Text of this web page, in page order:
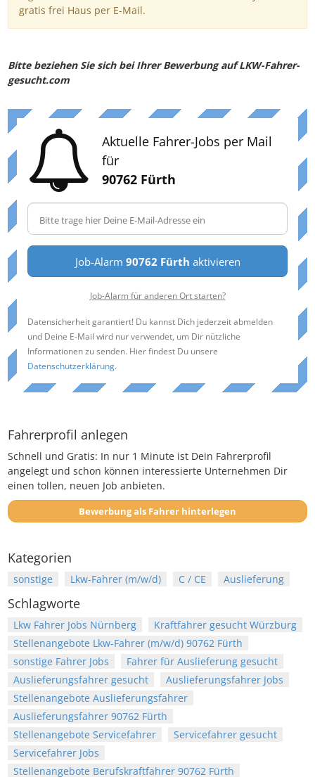
gratis frei Haus per E-Mail.
Bitte beziehen Sie sich bei Ihrer Bewerbung auf LKW-Fahrer-
gesucht.com
Aktuelle Fahrer-Jobs per Mail
für
90762 Fürth
Job-Alarm 90762 Fürth aktivieren
Job-Alarm für anderen Ort starten?
Datensicherheit garantiert! Du kannst Dich jederzeit abmelden
und Deine E-Mail wird nur verwendet, um Dir nützliche
Informationen zu senden. Hier findest Du unsere
Datenschutzerklärung.
Fahrerprofil anlegen
Schnell und Gratis: In nur 1 Minute ist Dein Fahrerprofil
angelegt und schon können interessierte Unternehmen Dir
einen tollen, neuen Job anbieten.
Bewerbung als Fahrer hinterlegen
Kategorien
sonstige Lkw-Fahrer (m/w/d) C / CE Auslieferung
Schlagworte
Lkw Fahrer Jobs Nürnberg
Kraftfahrer gesucht Würzburg
Stellenangebote Lkw-Fahrer (m/w/d) 90762 Fürth
sonstige Fahrer Jobs
Fahrer für Auslieferung gesucht
Auslieferungsfahrer gesucht
Auslieferungsfahrer Jobs
Stellenangebote Auslieferungsfahrer
Auslieferungsfahrer 90762 Fürth
Stellenangebote Servicefahrer
Servicefahrer gesucht
Servicefahrer Jobs
Stellenangebote Berufskraftfahrer 90762 Fürth